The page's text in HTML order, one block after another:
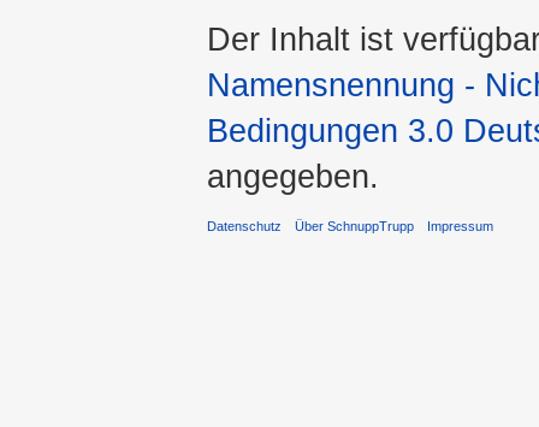
Der Inhalt ist
Namensnennung -
Bedingungen 3.0
angegeben.
Datenschutz Über SchnuppTrupp Impressum